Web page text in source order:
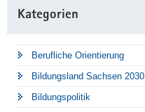
Kategorien
Berufliche Orientierung
Bildungsland Sachsen 2030
Bildungspolitik